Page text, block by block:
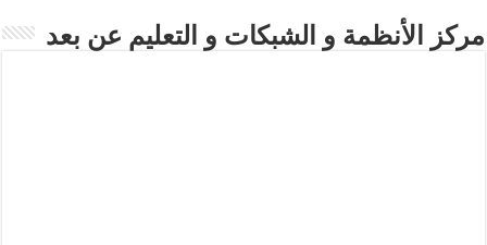
مركز الأنظمة و الشبكات و التعليم عن بعد